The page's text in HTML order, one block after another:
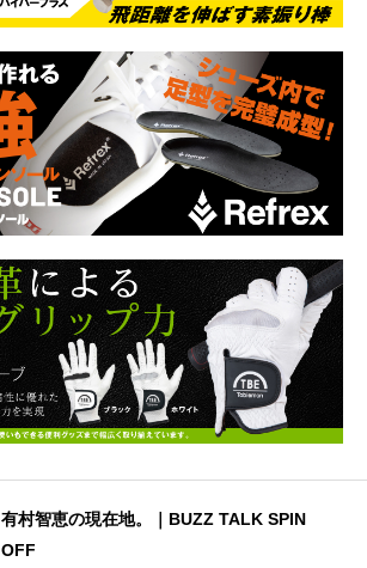
有村智恵の現在地。｜BUZZ TALK SPIN
OFF